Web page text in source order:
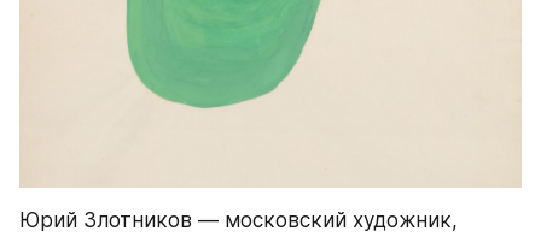
Юрий Злотников — московский художник,